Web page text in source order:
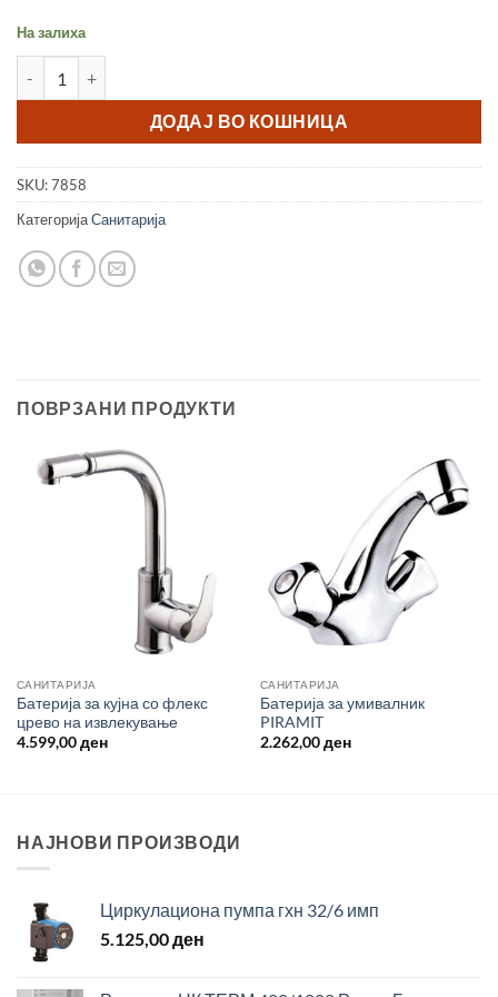
На залиха
ДОДАЈ ВО КОШНИЦА
SKU:7858
КатегоријаСанитарија
ПОВРЗАНИ ПРОДУКТИ
САНИТАРИЈА
Батерија за кујна со флекс
црево на извлекување
4.599,00ден
САНИТАРИЈА
Батерија за умивалник
PIRAMIT
2.262,00ден
НАЈНОВИ ПРОИЗВОДИ
Циркулациона пумпа гхн 32/6 имп
5.125,00ден